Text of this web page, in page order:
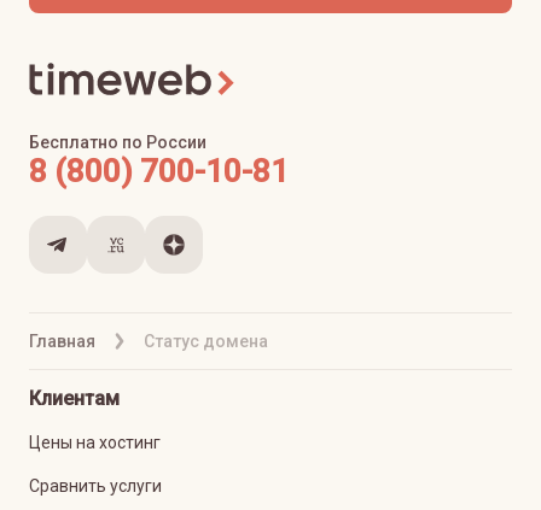
Главная Статус домена
Бесплатно по России
8 (800) 700-10-81
Клиентам
Цены на хостинг
Сравнить услуги